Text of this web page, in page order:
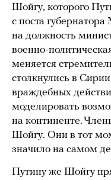
Шойгу, которого
с поста
на должность
военно-
меняется
столкнулись в
враждебных
моделировать
на континенте.
Шойгу. Они в тот
значило на самом
Путину же Шойгу